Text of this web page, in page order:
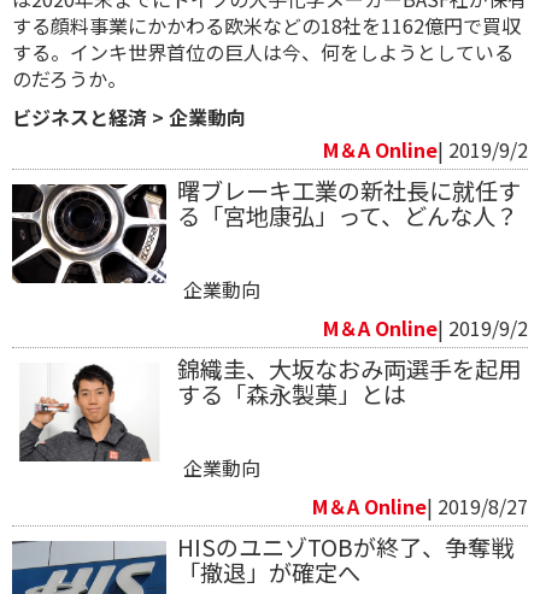
する顔料事業にかかわる欧米などの18社を1162億円で買収
する。インキ世界首位の巨人は今、何をしようとしている
のだろうか。
ビジネスと経済 > 企業動向
M＆A Online| 2019/9/2
曙ブレーキ工業の新社長に就任す
る「宮地康弘」って、どんな人？
企業動向
M＆A Online| 2019/9/2
錦織圭、大坂なおみ両選手を起用
する「森永製菓」とは
企業動向
M＆A Online| 2019/8/27
HISのユニゾTOBが終了、争奪戦
「撤退」が確定へ